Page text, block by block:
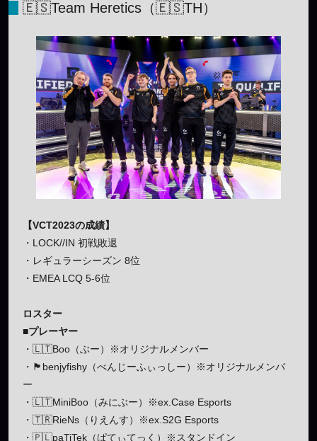
🇪🇸Team Heretics（🇪🇸TH）
【VCT2023の成績】
・LOCK//IN 初戦敗退
・レギュラーシーズン 8位
・EMEA LCQ 5-6位
ロスター
■プレーヤー
・🇱🇹Boo（ぶー）※オリジナルメンバー
・🏴󠁧󠁢󠁥󠁮󠁧󠁿benjyfishy（べんじーふぃっしー）※オリジナルメンバ
ー
・🇱🇹MiniBoo（みにぶー）※ex.Case Esports
・🇹🇷RieNs（りえんす）※ex.S2G Esports
・🇵🇱paTiTek（ぱてぃてっく）※スタンドイン